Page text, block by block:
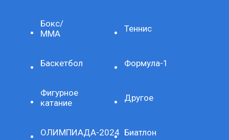
Бокс/
ММА
Теннис
Баскетбол Формула-1
Фигурное
катание
Другое
ОЛИМПИАДА-2024 Биатлон